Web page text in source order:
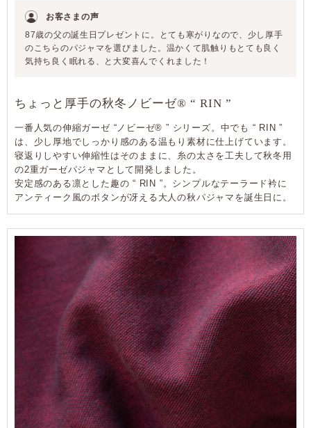
お客さまの声
87歳の父の誕生日プレゼントに。とても寒がりなので、少し厚手
のこちらのパジャマを選びました。温かくて肌触りもとても良く
気持ち良く眠れる、と大変喜んでくれました！
ちょっと厚手の秋冬ノビーゼ® “ RIN ”
一番人気の伸縮ガーゼ “ノビーゼ® ” シリーズ。中でも “ RIN ”
は、少し厚地でしっかり感のある温もり素材に仕上げています。
寝返りしやすい伸縮性はそのままに、糸の太さを工夫して秋冬用
の2重ガーゼパジャマとして開発しました。
安定感のある凛とした趣の “ RIN ”。シンプルなテーラード衿に
アンティーク風のボタンが冴える大人の秋パジャマを誕生日に。